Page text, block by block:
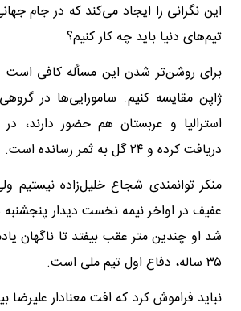
این نگرانی را ایجاد می‌کند که در جام
تیم‌های دنیا باید چه کار کنیم؟
برای روشن‌تر شدن این مسأله کافی است
ژاپن مقایسه کنیم. سامورایی‌ها در
دریافت کرده و ۲۴ گل به ثمر رسانده است.
منکر توانمندی شجاع خلیل‌زاده نیستیم
عفیف در اواخر نیمه نخست دیدار
شد او چندین متر عقب بیفتد تا ناگهان
۳۵ ساله، دفاع اول تیم ملی است.
نباید فراموش کرد که افت معنادار علیرضا